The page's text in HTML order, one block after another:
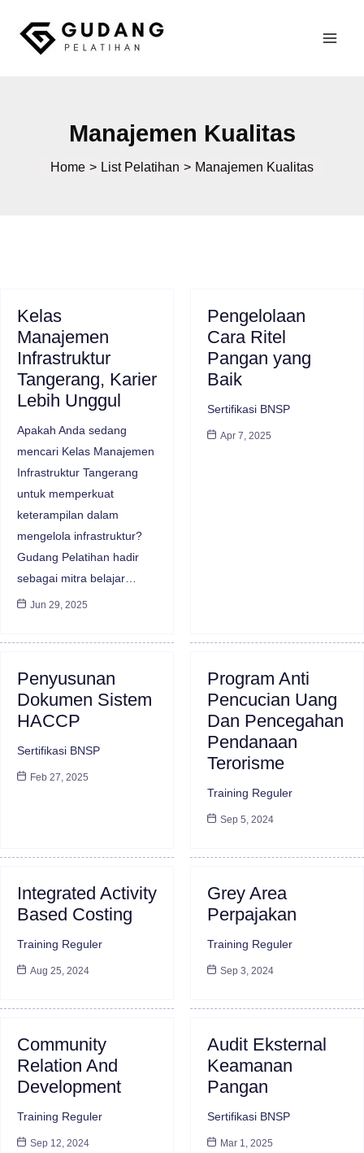
content
Manajemen Kualitas
Home List Pelatihan Manajemen Kualitas
Kelas
Manajemen
Infrastruktur
Tangerang, Karier
Lebih Unggul
Apakah Anda sedang
mencari Kelas Manajemen
Infrastruktur Tangerang
untuk memperkuat
keterampilan dalam
mengelola infrastruktur?
Gudang Pelatihan hadir
sebagai mitra belajar…
Jun 29, 2025
Pengelolaan
Cara Ritel
Pangan yang
Baik
Sertifikasi BNSP
Apr 7, 2025
Penyusunan
Dokumen Sistem
HACCP
Sertifikasi BNSP
Feb 27, 2025
Program Anti
Pencucian Uang
Dan Pencegahan
Pendanaan
Terorisme
Training Reguler
Sep 5, 2024
Integrated Activity
Based Costing
Training Reguler
Aug 25, 2024
Grey Area
Perpajakan
Training Reguler
Sep 3, 2024
Community
Relation And
Development
Training Reguler
Sep 12, 2024
Audit Eksternal
Keamanan
Pangan
Sertifikasi BNSP
Mar 1, 2025